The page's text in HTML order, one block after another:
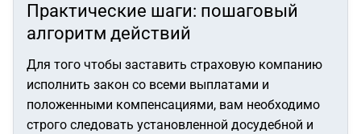
Практические шаги: пошаговый
алгоритм действий
Для того чтобы заставить страховую компанию
исполнить закон со всеми выплатами и
положенными компенсациями, вам необходимо
строго следовать установленной досудебной и